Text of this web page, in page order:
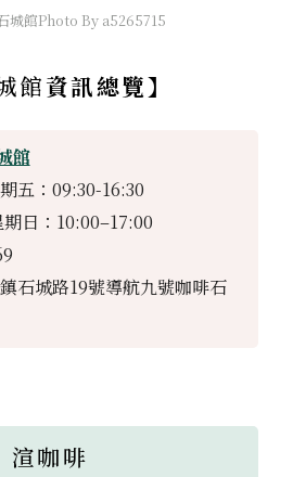
城館Photo By a5265715
館資訊總覽】
館
五：09:30-16:30
：10:00–17:00
石城路19號導航九號咖啡石
渲咖啡